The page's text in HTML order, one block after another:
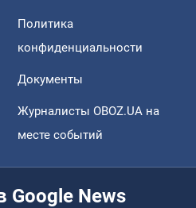
Политика
конфиденциальности
Документы
Журналисты OBOZ.UA на
месте событий
Google News